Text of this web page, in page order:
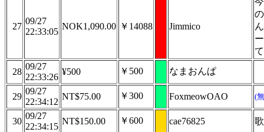
27
09/27
22:33:05
NOK1,090.00 ￥14088 Jimmico
28
09/27
22:33:26
¥500 ￥500 なまおんぱ
29
09/27
22:34:12
NT$75.00 ￥300 FoxmeowOAO (
30
09/27
22:34:15
NT$150.00 ￥600 cae76825